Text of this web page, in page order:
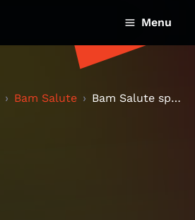
Menu
Bam Salute Bam Salute special Lila Iké & Joe Gibbs Production...